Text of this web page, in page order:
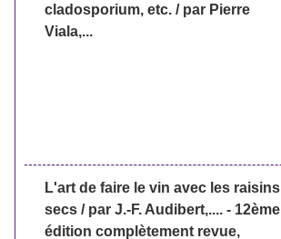
cladosporium, etc. / par Pierre
Viala,...
L'art de faire le vin avec les raisins
secs / par J.-F. Audibert,.... - 12ème
édition complètement revue,